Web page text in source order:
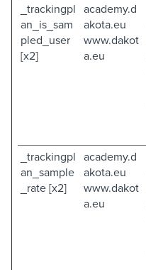
_trackingpl
an_is_sam
pled_user
[x2]
academy.d
akota.eu
www.dakot
a.eu
_trackingpl
an_sample
_rate [x2]
academy.d
akota.eu
www.dakot
a.eu